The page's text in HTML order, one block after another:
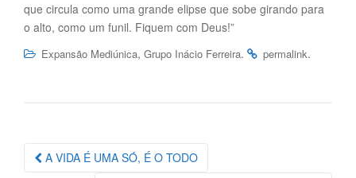
que circula como uma grande elipse que sobe girando para
o alto, como um funil. Fiquem com Deus!”
Expansão Mediúnica, Grupo Inácio Ferreira. permalink.
Navegação
A VIDA É UMA SÓ, É O TODO